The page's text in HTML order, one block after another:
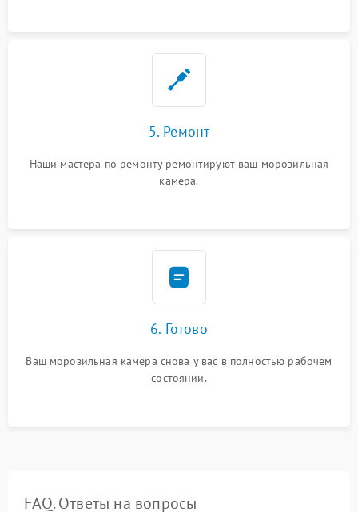
5. Ремонт
Наши мастера по ремонту ремонтируют ваш морозильная
камера.
6. Готово
Ваш морозильная камера снова у вас в полностью рабочем
состоянии.
FAQ. Ответы на вопросы